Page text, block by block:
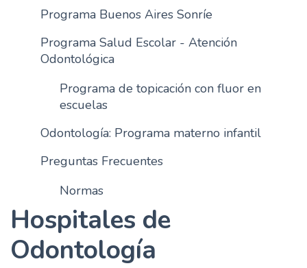
Programa Buenos Aires Sonríe
Programa Salud Escolar - Atención
Odontológica
Programa de topicación con fluor en
escuelas
Odontología: Programa materno infantil
Preguntas Frecuentes
Normas
Hospitales de
Odontología